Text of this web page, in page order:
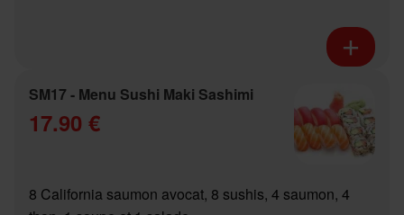
SM17 - Menu Sushi Maki Sashimi
17.90 €
8 California saumon avocat, 8 sushis, 4 saumon, 4